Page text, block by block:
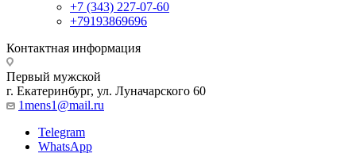
+7 (343) 227-07-60
+79193869696
Контактная информация
Первый мужской
г. Екатеринбург, ул. Луначарского 60
1mens1@mail.ru
Telegram
WhatsApp